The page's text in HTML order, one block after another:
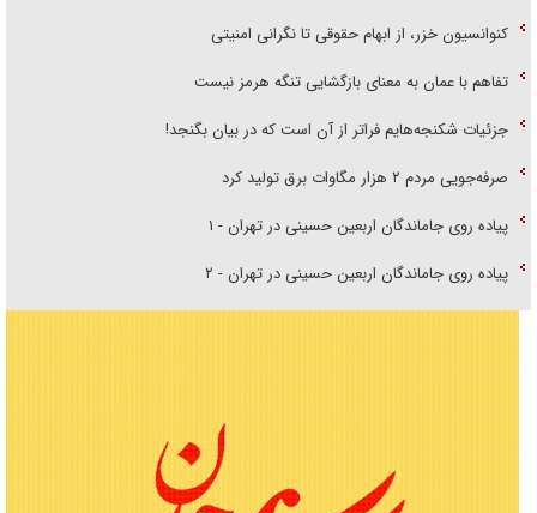
کنوانسیون خزر، از ابهام حقوقی تا نگرانی امنیتی
تفاهم با عمان به معنای بازگشایی تنگه هرمز نیست
جزئیات شکنجه‌هایم فراتر از آن است که در بیان بگنجد!
صرفه‌جویی مردم ۲ هزار مگاوات برق تولید کرد
پیاده روی جاماندگان اربعین حسینی در تهران - ۱
پیاده روی جاماندگان اربعین حسینی در تهران - ۲